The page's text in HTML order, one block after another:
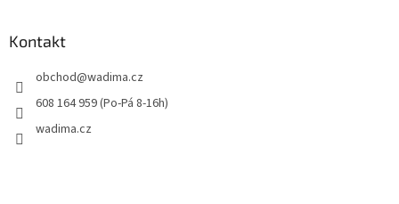
Kontakt
obchod@wadima.cz
608 164 959 (Po-Pá 8-16h)
wadima.cz